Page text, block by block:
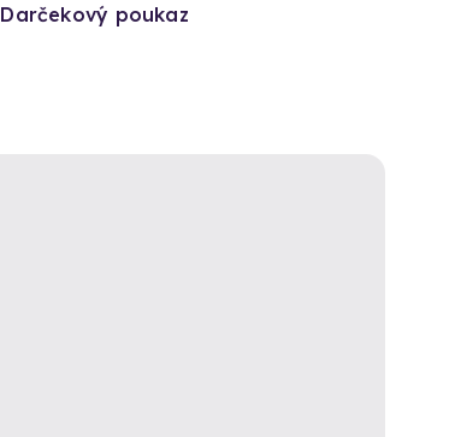
Darčekový poukaz